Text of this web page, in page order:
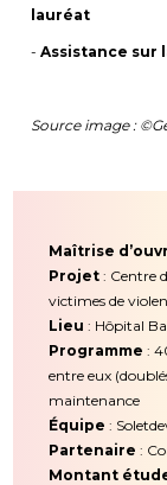
lauréat
-Assistance sur
Source image :
Maîtrise
Projet : Centre
victimes de
Lieu : Hôpital
Programme :
entre eux
maintenance
Équipe :
Partenaire :
Montant